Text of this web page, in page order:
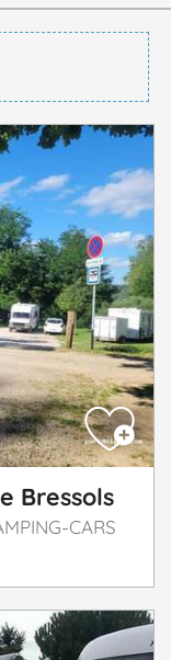
Bressols
CARS